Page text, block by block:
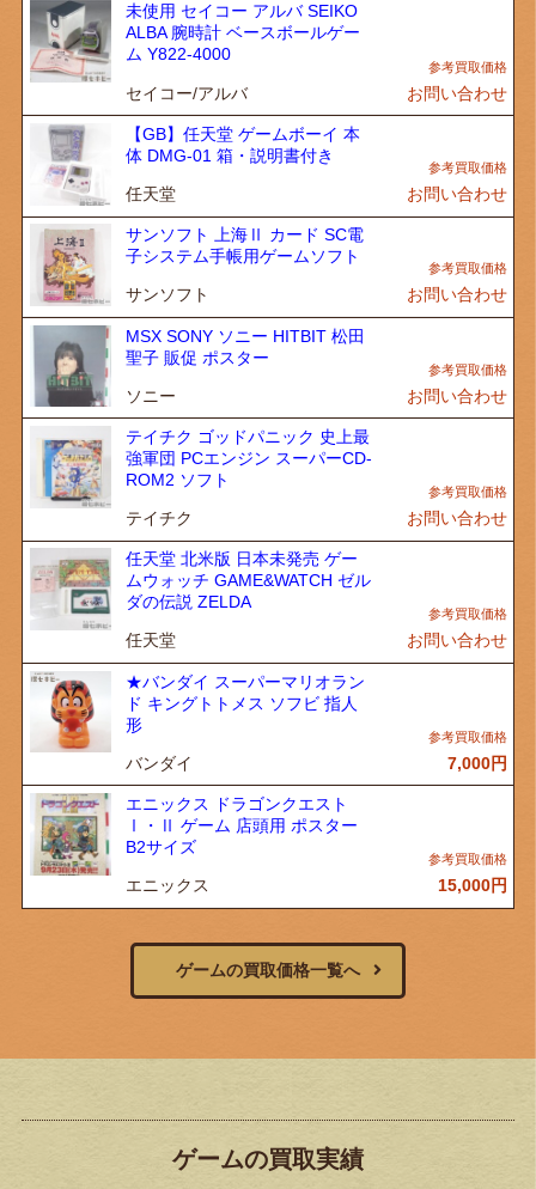
未使用 セイコー アルバ SEIKO
ALBA 腕時計 ベースボールゲー
ム Y822-4000
セイコー/アルバ お問い合わせ
【GB】任天堂 ゲームボーイ 本
体 DMG-01 箱・説明書付き
任天堂 お問い合わせ
サンソフト 上海Ⅱ カード SC電
子システム手帳用ゲームソフト
サンソフト お問い合わせ
MSX SONY ソニー HITBIT 松田
聖子 販促 ポスター
ソニー お問い合わせ
テイチク ゴッドパニック 史上最
強軍団 PCエンジン スーパーCD-
ROM2 ソフト
テイチク お問い合わせ
任天堂 北米版 日本未発売 ゲー
ムウォッチ GAME&WATCH ゼル
ダの伝説 ZELDA
任天堂 お問い合わせ
★バンダイ スーパーマリオラン
ド キングトトメス ソフビ 指人
形
バンダイ 7,000円
エニックス ドラゴンクエスト
Ⅰ・Ⅱ ゲーム 店頭用 ポスター
B2サイズ
エニックス 15,000円
ゲームの買取価格一覧へ
ゲームの買取実績